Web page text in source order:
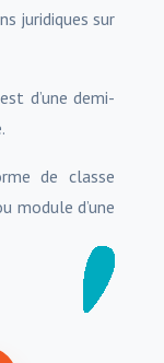
juridiques sur
d’une demi-
de classe
module d’une